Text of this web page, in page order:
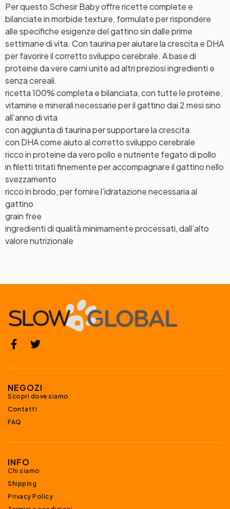
Per questo Schesir Baby offre ricette complete e
bilanciate in morbide texture, formulate per rispondere
alle specifiche esigenze del gattino sin dalle prime
settimane di vita. Con taurina per aiutare la crescita e DHA
per favorire il corretto sviluppo cerebrale. A base di
proteine da vere carni unite ad altri preziosi ingredienti e
senza cereali.
ricetta 100% completa e bilanciata, con tutte le proteine,
vitamine e minerali necessarie per il gattino dai 2 mesi sino
all’anno di vita
con aggiunta di taurina per supportare la crescita
con DHA come aiuto al corretto sviluppo cerebrale
ricco in proteine da vero pollo e nutriente fegato di pollo
in filetti tritati finemente per accompagnare il gattino nello
svezzamento
ricco in brodo, per fornire l’idratazione necessaria al
gattino
grain free
ingredienti di qualità minimamente processati, dall’alto
valore nutrizionale
NEGOZI
Scopri dove siamo
Contatti
FAQ
INFO
Chi siamo
Shipping
Privacy Policy